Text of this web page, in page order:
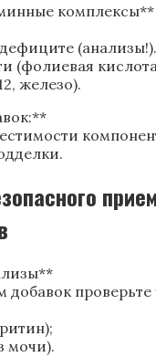
комплексы**
(анализы!).
(фолиевая
железо).
проверьте
мочи).